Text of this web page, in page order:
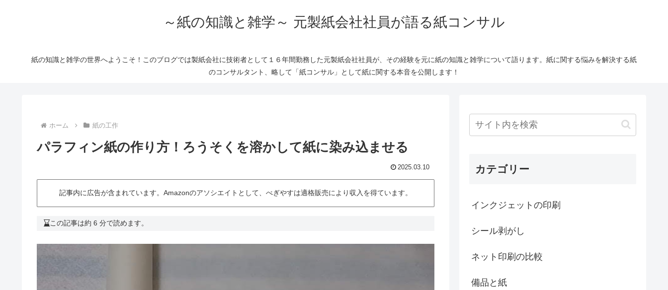
～紙の知識と雑学～ 元製紙会社社員が語る紙コンサル
紙の知識と雑学の世界へようこそ！このブログでは製紙会社に技術者として１６年間勤務した元製紙会社社員が、その経験を元に紙の知識と雑学について語ります。紙に関する悩みを解決する紙
のコンサルタント、略して「紙コンサル」として紙に関する本音を公開します！
ホーム 紙の工作
パラフィン紙の作り方！ろうそくを溶かして紙に染み込ませる
2025.03.10
記事内に広告が含まれています。Amazonのアソシエイトとして、べぎやすは適格販売により収入を得ています。
この記事は約 6 分で読めます。
カテゴリー
インクジェットの印刷
シール剥がし
ネット印刷の比較
備品と紙